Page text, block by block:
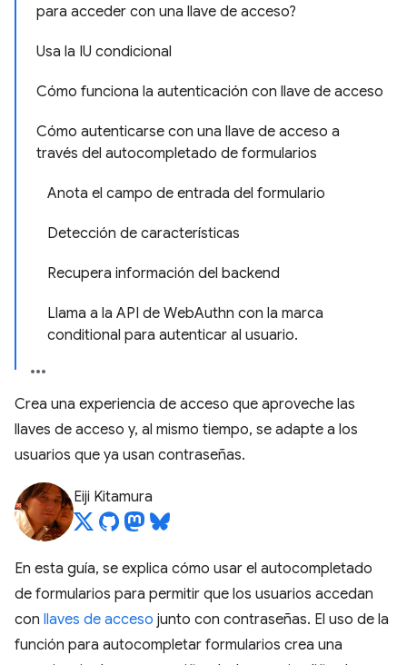
para acceder con una llave de acceso?
Usa la IU condicional
Cómo funciona la autenticación con llave de acceso
Cómo autenticarse con una llave de acceso a
través del autocompletado de formularios
Anota el campo de entrada del formulario
Detección de características
Recupera información del backend
Llama a la API de WebAuthn con la marca
conditional para autenticar al usuario.
Crea una experiencia de acceso que aproveche las
llaves de acceso y, al mismo tiempo, se adapte a los
usuarios que ya usan contraseñas.
Eiji Kitamura
En esta guía, se explica cómo usar el autocompletado
de formularios para permitir que los usuarios accedan
con llaves de acceso junto con contraseñas. El uso de la
función para autocompletar formularios crea una